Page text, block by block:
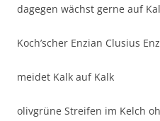
dagegen wächst gerne auf
Koch’scher Enzian Clusius
meidet Kalk auf Kalk
olivgrüne Streifen im Kelch